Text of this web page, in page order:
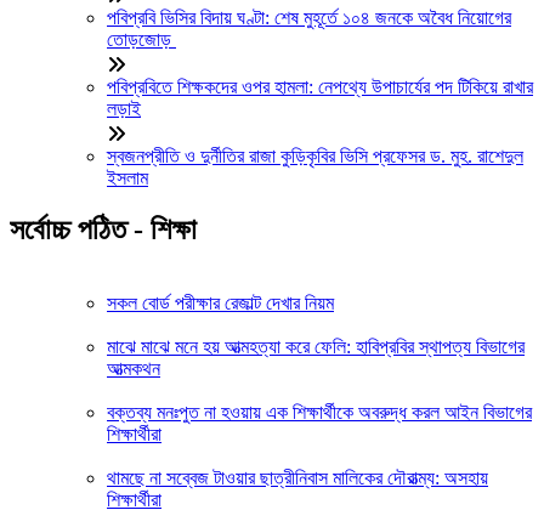
পবিপ্রবি ভিসির বিদায় ঘণ্টা: শেষ মুহূর্তে ১০৪ জনকে অবৈধ নিয়োগের
তোড়জোড়
পবিপ্রবিতে শিক্ষকদের ওপর হামলা: নেপথ্যে উপাচার্যের পদ টিকিয়ে রাখার
লড়াই
স্বজনপ্রীতি ও দুর্নীতির রাজা কুড়িকৃবির ভিসি প্রফেসর ড. মুহ. রাশেদুল
ইসলাম
সর্বোচ্চ পঠিত - শিক্ষা
সকল বোর্ড পরীক্ষার রেজাল্ট দেখার নিয়ম
মাঝে মাঝে মনে হয় আত্মহত্যা করে ফেলি: হাবিপ্রবির স্থাপত্য বিভাগের
আত্মকথন
বক্তব্য মনঃপুত না হওয়ায় এক শিক্ষার্থীকে অবরুদ্ধ করল আইন বিভাগের
শিক্ষার্থীরা
থামছে না সব্বেজ টাওয়ার ছাত্রীনিবাস মালিকের দৌরাত্ম্য: অসহায়
শিক্ষার্থীরা